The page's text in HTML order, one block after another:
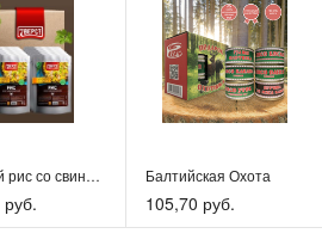
18.
Жиры -
Готовый рис со свининой в реторт-пакете Балтийская Охота
105,70 руб.